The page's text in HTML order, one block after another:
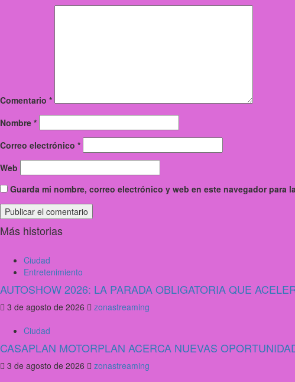
Comentario *
Nombre *
Correo electrónico *
Web
Guarda mi nombre, correo electrónico y web en este navegador para
Más historias
Ciudad
Entretenimiento
AUTOSHOW 2026: LA PARADA OBLIGATORIA QUE
3 de agosto de 2026
zonastreaming
Ciudad
CASAPLAN MOTORPLAN ACERCA NUEVAS
3 de agosto de 2026
zonastreaming